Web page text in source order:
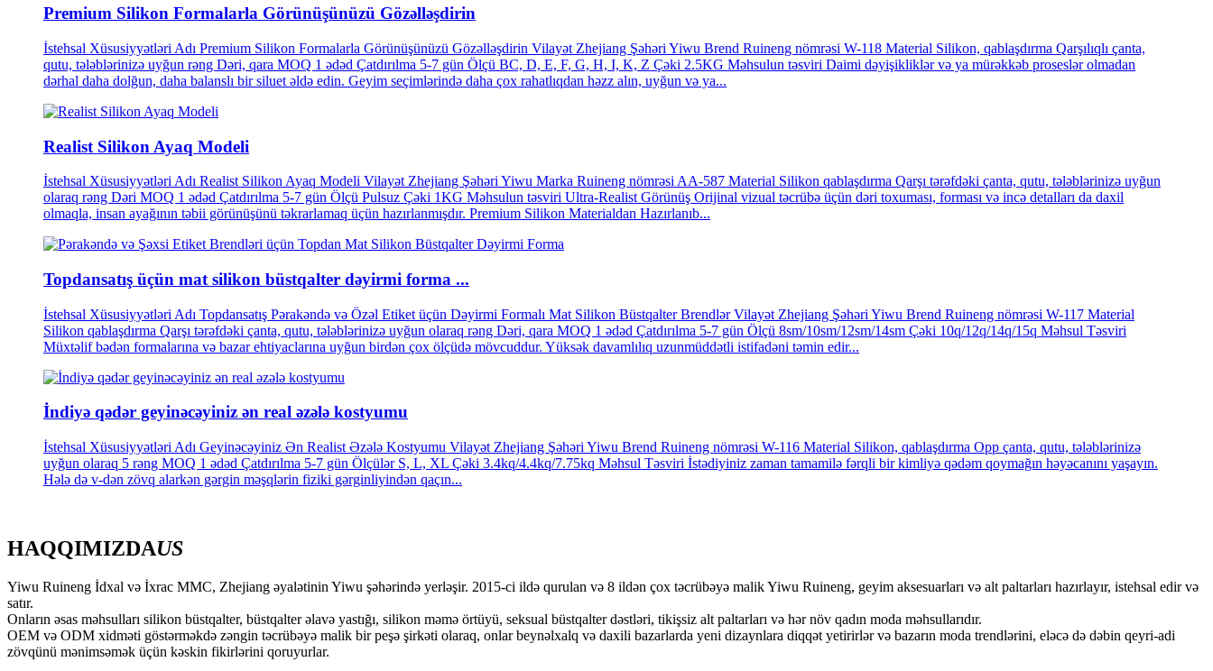
Premium Silikon Formalarla Görünüşünüzü Gözəlləşdirin
İstehsal Xüsusiyyətləri Adı Premium Silikon Formalarla Görünüşünüzü Gözəlləşdirin Vilayət Zhejiang Şəhəri Yiwu Brend Ruineng nömrəsi W-118 Material Silikon, qablaşdırma Qarşılıqlı çanta,
qutu, tələblərinizə uyğun rəng Dəri, qara MOQ 1 ədəd Çatdırılma 5-7 gün Ölçü BC, D, E, F, G, H, I, K, Z Çəki 2.5KG Məhsulun təsviri Daimi dəyişikliklər və ya mürəkkəb proseslər olmadan
dərhal daha dolğun, daha balanslı bir siluet əldə edin. Geyim seçimlərində daha çox rahatlıqdan həzz alın, uyğun və ya...
Realist Silikon Ayaq Modeli
İstehsal Xüsusiyyətləri Adı Realist Silikon Ayaq Modeli Vilayət Zhejiang Şəhəri Yiwu Marka Ruineng nömrəsi AA-587 Material Silikon qablaşdırma Qarşı tərəfdəki çanta, qutu, tələblərinizə uyğun
olaraq rəng Dəri MOQ 1 ədəd Çatdırılma 5-7 gün Ölçü Pulsuz Çəki 1KG Məhsulun təsviri Ultra-Realist Görünüş Orijinal vizual təcrübə üçün dəri toxuması, forması və incə detalları da daxil
olmaqla, insan ayağının təbii görünüşünü təkrarlamaq üçün hazırlanmışdır. Premium Silikon Materialdan Hazırlanıb...
Topdansatış üçün mat silikon büstqalter dəyirmi forma ...
İstehsal Xüsusiyyətləri Adı Topdansatış Pərakəndə və Özəl Etiket üçün Dəyirmi Formalı Mat Silikon Büstqalter Brendlər Vilayət Zhejiang Şəhəri Yiwu Brend Ruineng nömrəsi W-117 Material
Silikon qablaşdırma Qarşı tərəfdəki çanta, qutu, tələblərinizə uyğun olaraq rəng Dəri, qara MOQ 1 ədəd Çatdırılma 5-7 gün Ölçü 8sm/10sm/12sm/14sm Çəki 10q/12q/14q/15q Məhsul Təsviri
Müxtəlif bədən formalarına və bazar ehtiyaclarına uyğun birdən çox ölçüdə mövcuddur. Yüksək davamlılıq uzunmüddətli istifadəni təmin edir...
İndiyə qədər geyinəcəyiniz ən real əzələ kostyumu
İstehsal Xüsusiyyətləri Adı Geyinəcəyiniz Ən Realist Əzələ Kostyumu Vilayət Zhejiang Şəhəri Yiwu Brend Ruineng nömrəsi W-116 Material Silikon, qablaşdırma Opp çanta, qutu, tələblərinizə
uyğun olaraq 5 rəng MOQ 1 ədəd Çatdırılma 5-7 gün Ölçülər S, L, XL Çəki 3.4kq/4.4kq/7.75kq Məhsul Təsviri İstədiyiniz zaman tamamilə fərqli bir kimliyə qədəm qoymağın həyəcanını yaşayın.
Hələ də v-dən zövq alarkən gərgin məşqlərin fiziki gərginliyindən qaçın...
HAQQIMIZDAUS
Yiwu Ruineng İdxal və İxrac MMC, Zhejiang əyalətinin Yiwu şəhərində yerləşir. 2015-ci ildə qurulan və 8 ildən çox təcrübəyə malik Yiwu Ruineng, geyim aksesuarları və alt paltarları hazırlayır, istehsal edir və
satır.
Onların əsas məhsulları silikon büstqalter, büstqalter əlavə yastığı, silikon məmə örtüyü, seksual büstqalter dəstləri, tikişsiz alt paltarları və hər növ qadın moda məhsullarıdır.
OEM və ODM xidməti göstərməkdə zəngin təcrübəyə malik bir peşə şirkəti olaraq, onlar beynəlxalq və daxili bazarlarda yeni dizaynlara diqqət yetirirlər və bazarın moda trendlərini, eləcə də dəbin qeyri-adi
zövqünü mənimsəmək üçün kəskin fikirlərini qoruyurlar.